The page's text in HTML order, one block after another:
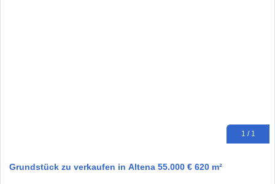
1 / 1
Grundstück zu verkaufen in Altena 55.000 € 620 m²